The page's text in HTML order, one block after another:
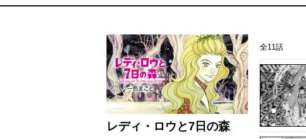
レディ・ロウと7日の森
全11話